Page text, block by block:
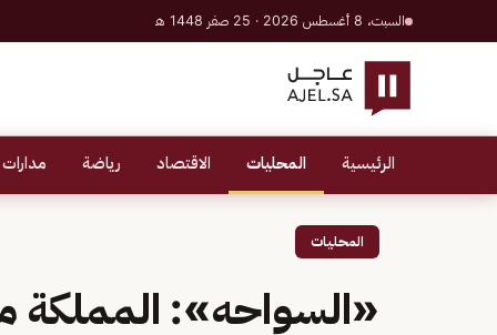
السبت، 8 أغسطس 2026 · 25 صفر 1448 هـ
الرئيسية المحليات الاقتصاد رياضة
المحليات
«السواحه»: المملكة